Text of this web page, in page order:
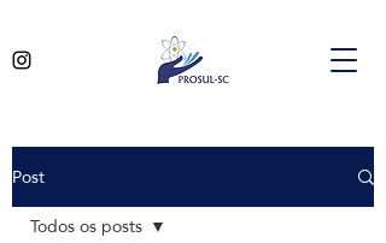
Post
Todos os posts